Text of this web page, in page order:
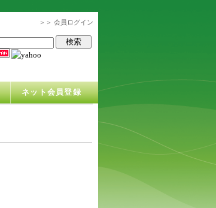
＞＞ 会員ログイン
ネット会員登録